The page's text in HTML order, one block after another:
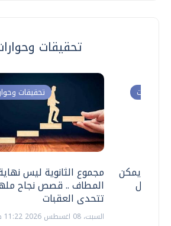
تحقيقات
تحقيقات
مجموع الثانوية ليس
المطاف .. قصص نجاح
تتحدى العقبات
السبت، 08 اغسطس 2026 11:22 ص
وحوارات
.. هل يمكن
نتعامل